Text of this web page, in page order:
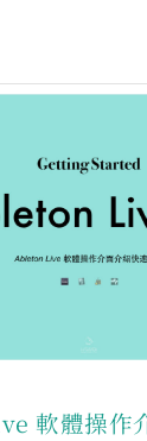
軟體操作